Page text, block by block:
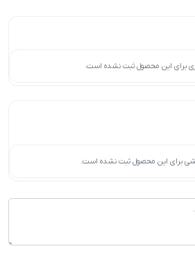
برای این محصول ثبت نشده است.
برای این محصول ثبت نشده است.